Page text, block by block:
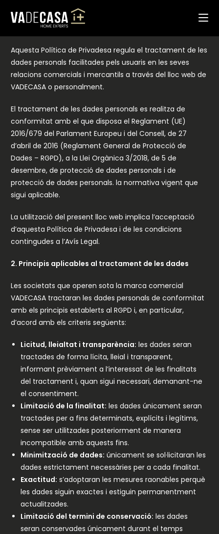
POLÍTICA DE PRIVACITAT
1. Normativa aplicable
Aquesta Política de Privadesa regula el tractament de les
dades personals facilitades pels usuaris en les seves
relacions comercials i mercantils a través del lloc web de
VADECASA o personalment.
El tractament de les dades personals es realitza de
conformitat amb el que disposa el Reglament (UE)
2016/679 del Parlament Europeu i del Consell, de 27
d’abril de 2016 (Reglament General de Protecció de
Dades – RGPD), a la Llei Orgànica 3/2018, de 5 de
desembre, de protecció de dades personals i de
protecció de dades personals. la normativa vigent que
sigui aplicable.
La utilització del present lloc web implica l’acceptació
d’aquesta Política de Privadesa i de les condicions
contingudes a l’Avís Legal.
2. Principis aplicables al tractament de les dades
Les societats que operen sota la marca comercial
VADECASA tractaran les dades personals de conformitat
amb els principis establerts al RGPD i, en particular,
d’acord amb els criteris següents:
Licitud, lleialtat i transparència: les dades seran
tractades de forma lícita, lleial i transparent,
informant prèviament a l’interessat de les finalitats
del tractament i, quan sigui necessari, demanant-ne
el consentiment.
Limitació de la finalitat: les dades únicament seran
tractades per a fins determinats, explícits i legítims,
sense ser utilitzades posteriorment de manera
incompatible amb aquests fins.
Minimització de dades: únicament se sol·licitaran les
dades estrictament necessàries per a cada finalitat.
Exactitud: s’adoptaran les mesures raonables perquè
les dades siguin exactes i estiguin permanentment
actualitzades.
Limitació del termini de conservació: les dades
seran conservades únicament durant el temps